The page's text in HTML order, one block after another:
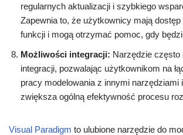
regularnych aktualizacji i szybkiego
Zapewnia to, że użytkownicy mają
funkcji i mogą otrzymać pomoc, gdy
Możliwości integracji: Narzędzie często
integracji, pozwalając użytkownikom na
pracy modelowania z innymi narzędziami
zwiększa ogólną efektywność procesu
Visual Paradigm to ulubione narzędzie do